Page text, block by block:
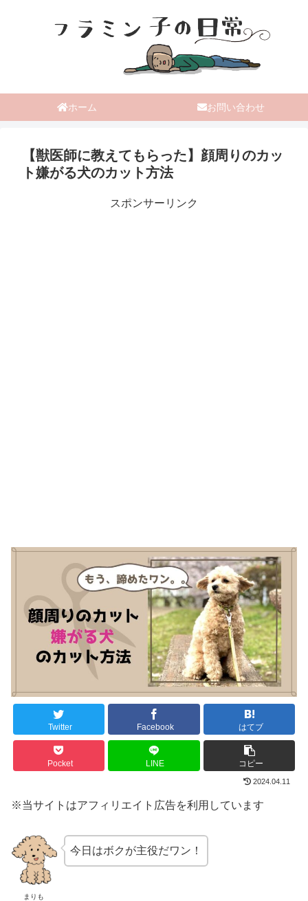
ホーム お問い合わせ
【獣医師に教えてもらった】顔周りのカッ
ト嫌がる犬のカット方法
スポンサーリンク
Twitter Facebook はてブ
Pocket LINE コピー
2024.04.11
※当サイトはアフィリエイト広告を利用しています
まりも
今日はボクが主役だワン！